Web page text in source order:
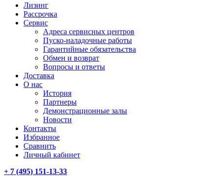
Лизинг
Рассрочка
Сервис
Адреса сервисных центров
Пуско-наладочные работы
Гарантийные обязательства
Обмен и возврат
Вопросы и ответы
Доставка
О нас
История
Партнеры
Демонстрационные залы
Новости
Контакты
Избранное
Сравнить
Личный кабинет
+ 7 (495) 151-13-33